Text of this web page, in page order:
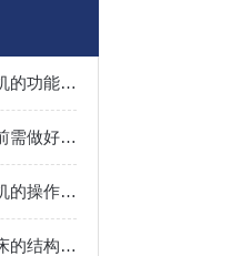
台中精机述说：车铣复合机的功能及优势
台中精机数控车床在使用前需做好哪些准备呢？
台中精机述说：车铣复合机的操作与保养全攻略
了解台中精机多轴复合车床的结构：掌握先进制造技术的核心